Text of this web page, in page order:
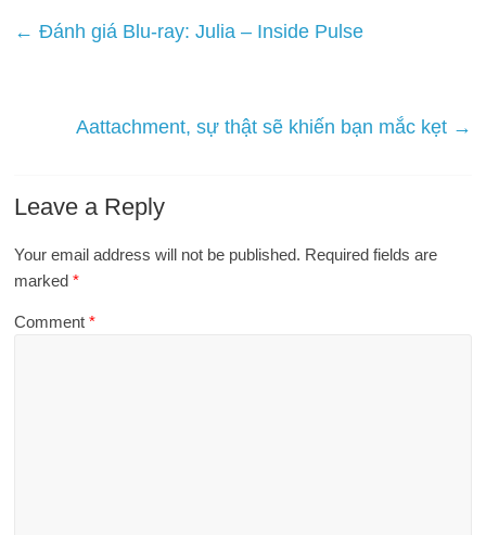
← Đánh giá Blu-ray: Julia – Inside Pulse
Aattachment, sự thật sẽ khiến bạn mắc kẹt →
Leave a Reply
Your email address will not be published. Required fields are
marked*
Comment*